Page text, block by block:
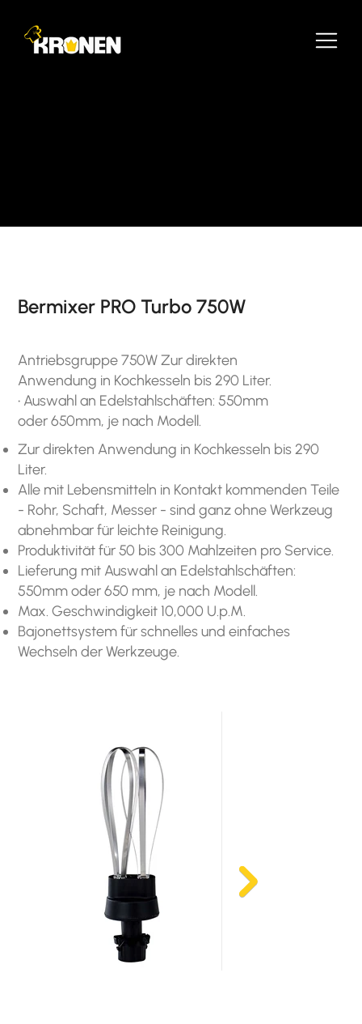
Bermixer PRO Turbo 750W
Antriebsgruppe 750W Zur direkten
Anwendung in Kochkesseln bis 290 Liter.
• Auswahl an Edelstahlschäften: 550mm
oder 650mm, je nach Modell.
Zur direkten Anwendung in Kochkesseln bis 290
Liter.
Alle mit Lebensmitteln in Kontakt kommenden Teile
- Rohr, Schaft, Messer - sind ganz ohne Werkzeug
abnehmbar für leichte Reinigung.
Produktivität für 50 bis 300 Mahlzeiten pro Service.
Lieferung mit Auswahl an Edelstahlschäften:
550mm oder 650 mm, je nach Modell.
Max. Geschwindigkeit 10,000 U.p.M.
Bajonettsystem für schnelles und einfaches
Wechseln der Werkzeuge.